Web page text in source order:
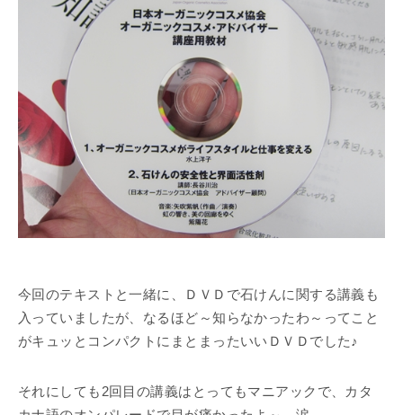
今回のテキストと一緒に、ＤＶＤで石けんに関する講義も
入っていましたが、なるほど～知らなかったわ～ってこと
がキュッとコンパクトにまとまったいいＤＶＤでした♪
それにしても2回目の講義はとってもマニアックで、カタ